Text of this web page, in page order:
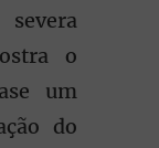
o
um
do